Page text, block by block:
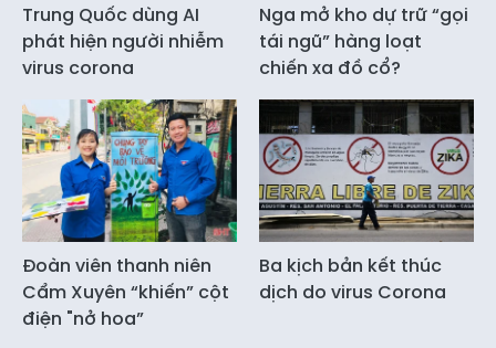
Trung Quốc dùng AI
phát hiện người nhiễm
virus corona
Nga mở kho dự trữ “gọi
tái ngũ” hàng loạt
chiến xa đồ cổ?
Đoàn viên thanh niên
Cẩm Xuyên “khiến” cột
điện "nở hoa”
Ba kịch bản kết thúc
dịch do virus Corona